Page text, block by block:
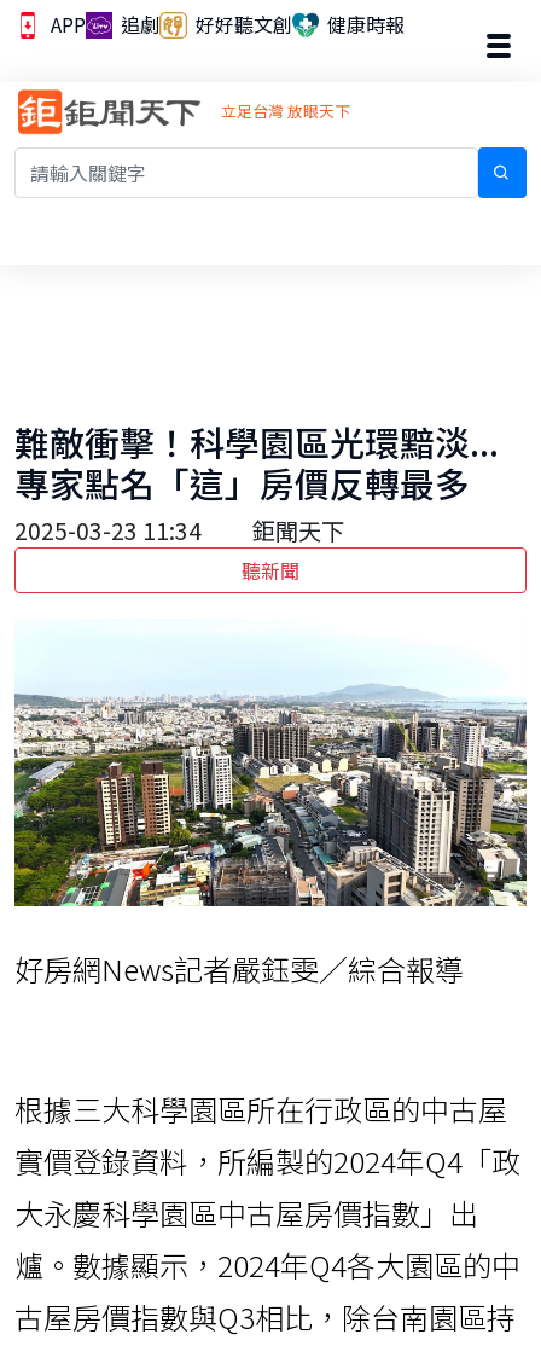
APP 追劇 好好聽文創 健康時報
立足台灣 放眼天下
難敵衝擊！科學園區光環黯淡...
專家點名「這」房價反轉最多
2025-03-23 11:34 鉅聞天下
聽新聞
好房網News記者嚴鈺雯／綜合報導
根據三大科學園區所在行政區的中古屋
實價登錄資料，所編製的2024年Q4「政
大永慶科學園區中古屋房價指數」出
爐。數據顯示，2024年Q4各大園區的中
古屋房價指數與Q3相比，除台南園區持